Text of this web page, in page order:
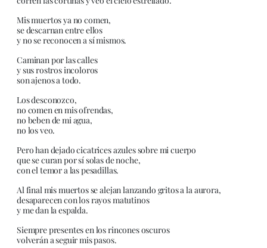
Mis muertos ya no comen,
se descarnan entre ellos
y no se reconocen a sí mismos.
Caminan por las calles
y sus rostros incoloros
son ajenos a todo.
Los desconozco,
no comen en mis ofrendas,
no beben de mi agua,
no los veo.
Pero han dejado cicatrices azules sobre mi cuerpo
que se curan por sí solas de noche,
con el temor a las pesadillas.
Al final mis muertos se alejan lanzando gritos a la aurora,
desaparecen con los rayos matutinos
y me dan la espalda.
Siempre presentes en los rincones oscuros
volverán a seguir mis pasos.